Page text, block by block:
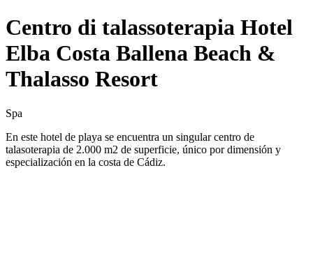
Centro di talassoterapia Hotel
Elba Costa Ballena Beach &
Thalasso Resort
Spa
En este hotel de playa se encuentra un singular centro de
talasoterapia de 2.000 m2 de superficie, único por dimensión y
especialización en la costa de Cádiz.